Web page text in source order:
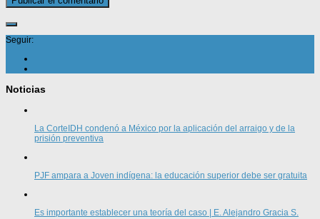
Seguir:
Noticias
La CorteIDH condenó a México por la aplicación del arraigo y de la
prisión preventiva
PJF ampara a Joven indígena: la educación superior debe ser gratuita
Es importante establecer una teoría del caso | E. Alejandro Gracia S.